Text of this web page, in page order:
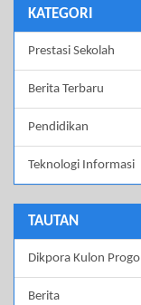
KATEGORI
Prestasi Sekolah
Berita Terbaru
Pendidikan
Teknologi Informasi
TAUTAN
Dikpora Kulon Progo
Berita